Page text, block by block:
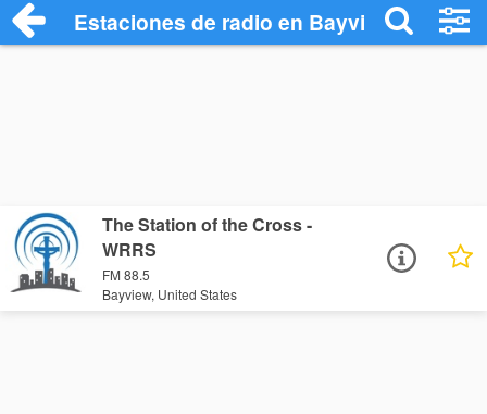
Estaciones de radio en Bayview -
The Station of the Cross -
WRRS
FM 88.5
Bayview, United States